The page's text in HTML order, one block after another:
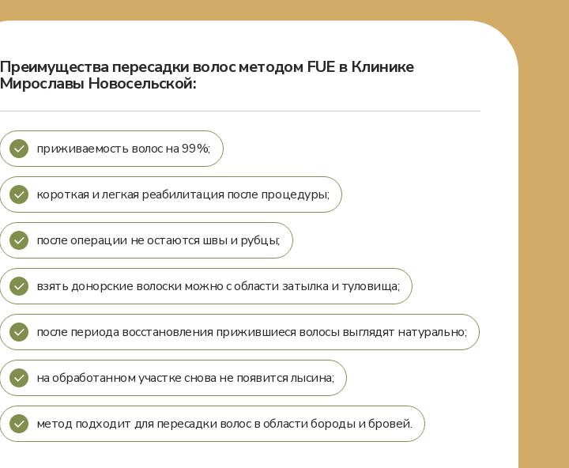
Преимущества пересадки волос методом FUE в Клинике
Мирославы Новосельской:
приживаемость волос на 99%;
короткая и легкая реабилитация после процедуры;
после операции не остаются швы и рубцы;
взять донорские волоски можно с области затылка и туловища;
после периода восстановления прижившиеся волосы выглядят натурально;
на обработанном участке снова не появится лысина;
метод подходит для пересадки волос в области бороды и бровей.